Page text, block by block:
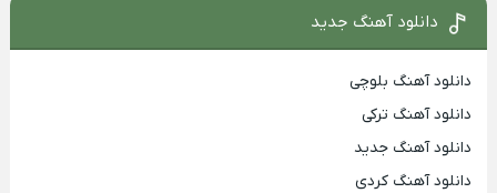
دانلود آهنگ جدید
دانلود آهنگ بلوچی
دانلود آهنگ ترکی
دانلود آهنگ جدید
دانلود آهنگ کردی